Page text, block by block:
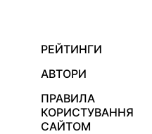
РЕЙТИНГИ
АВТОРИ
ПРАВИЛА
КОРИСТУВАННЯ
САЙТОМ